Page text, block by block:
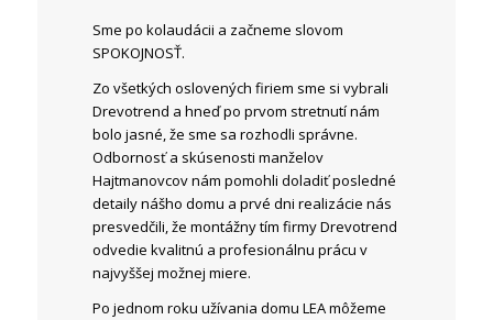
Sme po kolaudácii a začneme slovom
SPOKOJNOSŤ.
Zo všetkých oslovených firiem sme si vybrali
Drevotrend a hneď po prvom stretnutí nám
bolo jasné, že sme sa rozhodli správne.
Odbornosť a skúsenosti manželov
Hajtmanovcov nám pomohli doladiť posledné
detaily nášho domu a prvé dni realizácie nás
presvedčili, že montážny tím firmy Drevotrend
odvedie kvalitnú a profesionálnu prácu v
najvyššej možnej miere.
Po jednom roku užívania domu LEA môžeme